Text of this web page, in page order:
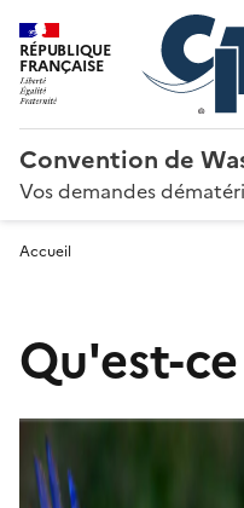
RÉPUBLIQUE
FRANÇAISE
Convention de
Vos demandes
Accueil
Qu'est-